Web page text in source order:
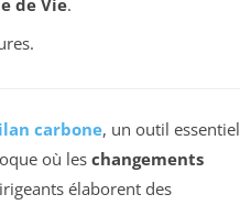
de Vie.
carbone, un outil essentiel
où les changements
élaborent des